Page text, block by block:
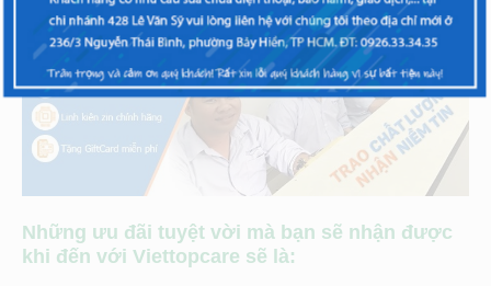
Những ưu đãi tuyệt vời mà bạn sẽ nhận được
khi đến với Viettopcare sẽ là: